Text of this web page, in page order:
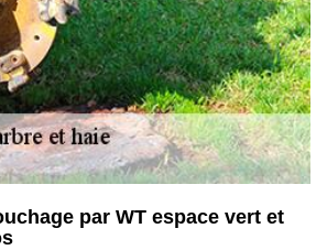
par WT espace vert et